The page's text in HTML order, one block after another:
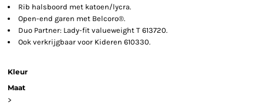
Rib halsboord met katoen/lycra.
Open-end garen met Belcoro®.
Duo Partner: Lady-fit valueweight T 613720.
Ook verkrijgbaar voor Kideren 610330.
Kleur
Maat
>